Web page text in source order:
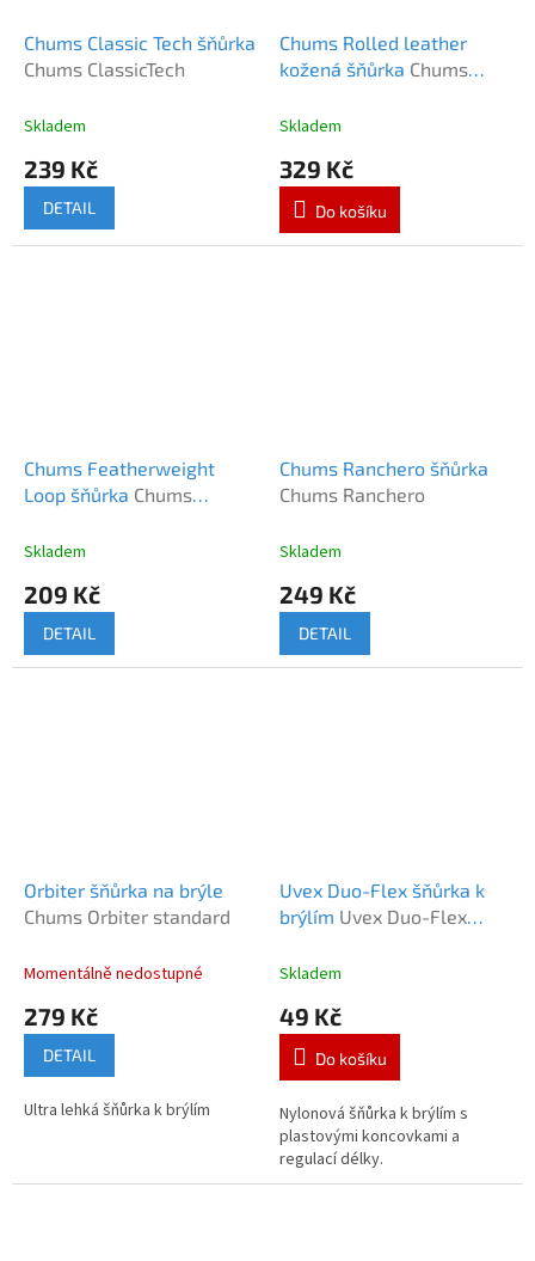
Chums Classic Tech šňůrka
Chums ClassicTech
Skladem
239 Kč
DETAIL
Chums Rolled leather
kožená šňůrka Chums
Skladem
329 Kč
Do košíku
Chums Featherweight
Loop šňůrka Chums
Skladem
209 Kč
DETAIL
Chums Ranchero šňůrka
Chums Ranchero
Skladem
249 Kč
DETAIL
Orbiter šňůrka na brýle
Chums Orbiter standard
Momentálně nedostupné
279 Kč
DETAIL
Ultra lehká šňůrka k brýlím
Uvex Duo-Flex šňůrka k
brýlím Uvex Duo-Flex
Skladem
49 Kč
Do košíku
Nylonová šňůrka k brýlím s
plastovými koncovkami a
regulací délky.